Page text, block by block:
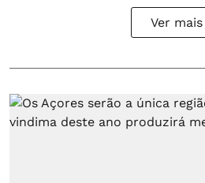
Ver mais